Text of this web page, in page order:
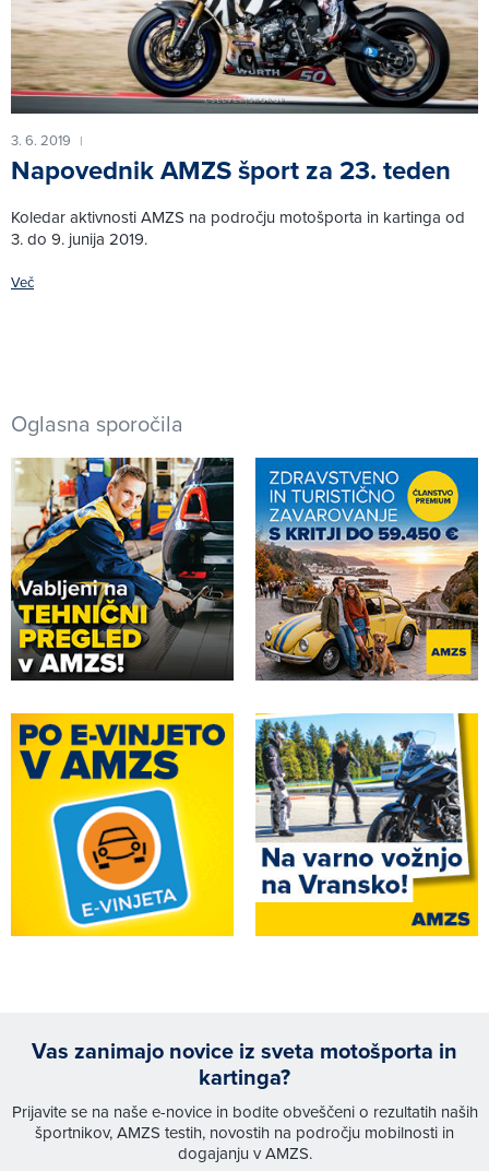
3. 6. 2019 |
Napovednik AMZS šport za 23. teden
Koledar aktivnosti AMZS na področju motošporta in kartinga od
3. do 9. junija 2019.
Več
Oglasna sporočila
Vas zanimajo novice iz sveta motošporta in
kartinga?
Prijavite se na naše e-novice in bodite obveščeni o rezultatih naših
športnikov, AMZS testih, novostih na področju mobilnosti in
dogajanju v AMZS.